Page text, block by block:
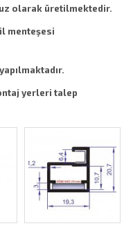
olarak üretilmektedir.
menteşesi
yerleri talep